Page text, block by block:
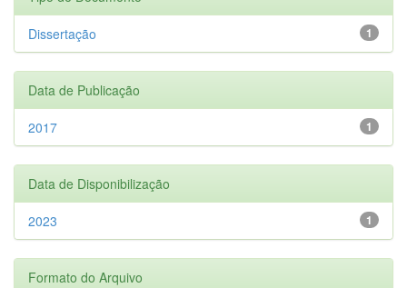
1
Dissertação
Data de Publicação
1
2017
Data de Disponibilização
1
2023
Formato do Arquivo